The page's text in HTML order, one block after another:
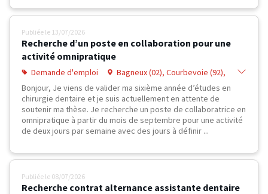
Publiée le 13/07/2026
Recherche d’un poste en collaboration pour une
activité omnipratique
Demande d'emploi
Bagneux (02), Courbevoie (92),
Puteaux (92), Montrouge (92),
Colombes (92), Rueil-Malmaison
(92), Suresnes (92), PARIS 01 (75),
Aubervilliers (93), Poissy (78)
Bonjour, Je viens de valider ma sixième année d’études en
chirurgie dentaire et je suis actuellement en attente de
soutenir ma thèse. Je recherche un poste de collaboratrice en
omnipratique à partir du mois de septembre pour une activité
de deux jours par semaine avec des jours à définir ...
Publiée le 08/07/2026
Recherche contrat alternance assistante dentaire